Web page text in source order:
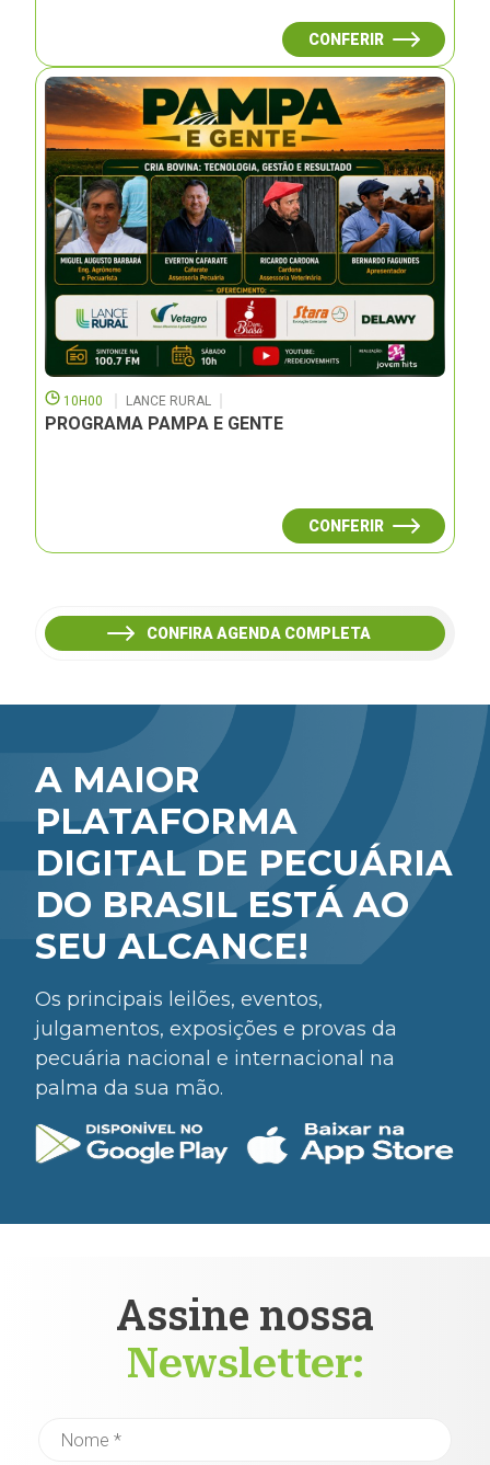
CONFERIR
10H00 LANCE RURAL
PROGRAMA PAMPA E GENTE
CONFERIR
CONFIRA AGENDA COMPLETA
A MAIOR
PLATAFORMA
DIGITAL DE PECUÁRIA
DO BRASIL ESTÁ AO
SEU ALCANCE!
Os principais leilões, eventos,
julgamentos, exposições e provas da
pecuária nacional e internacional na
palma da sua mão.
Assine nossa
Newsletter: